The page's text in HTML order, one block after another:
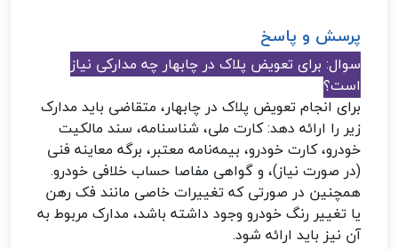
پرسش و پاسخ
سوال: برای تعویض پلاک در چابهار چه مدارکی نیاز
است؟
برای انجام تعویض پلاک در چابهار، متقاضی باید مدارک
زیر را ارائه دهد: کارت ملی، شناسنامه، سند مالکیت
خودرو، کارت خودرو، بیمه‌نامه معتبر، برگه معاینه فنی
(در صورت نیاز)، و گواهی مفاصا حساب خلافی خودرو.
همچنین در صورتی که تغییرات خاصی مانند فک رهن
یا تغییر رنگ خودرو وجود داشته باشد، مدارک مربوط به
آن نیز باید ارائه شود.